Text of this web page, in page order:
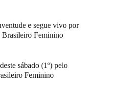
e segue vivo por
Brasileiro Feminino
sábado (1º) pelo
Feminino